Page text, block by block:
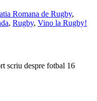
Romana de Rugby,
, Rugby, Vino la Rugby!
scriu despre fotbal 16